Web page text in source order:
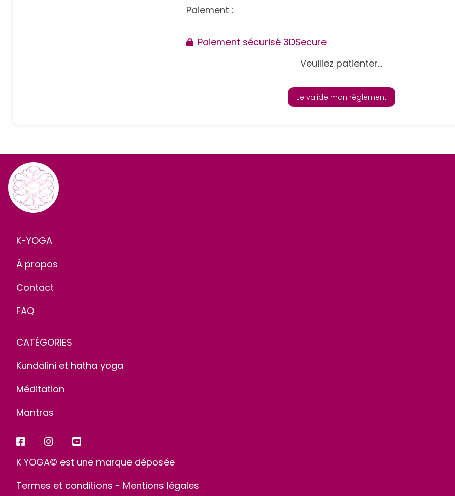
Paiement :
Paiement sécurisé 3DSecure
Veuillez patienter...
Je valide mon règlement
K-YOGA
À propos
Contact
FAQ
CATÉGORIES
Kundalini et hatha yoga
Méditation
Mantras
K YOGA© est une marque déposée
Termes et conditions - Mentions légales